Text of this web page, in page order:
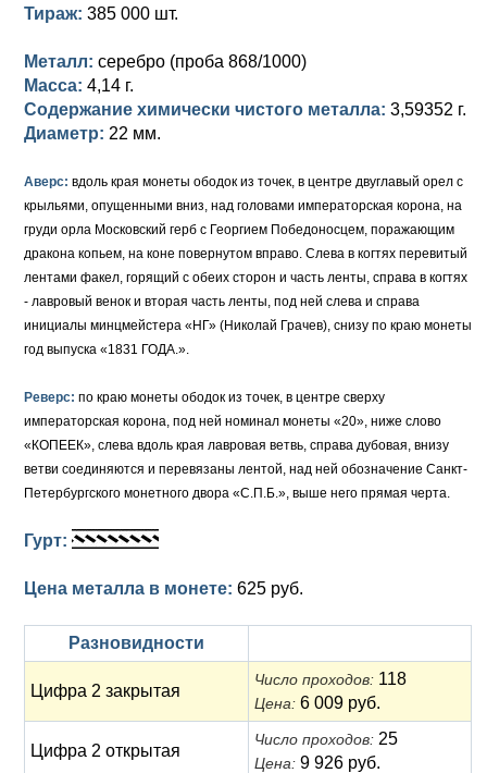
Памятные и донативные
Для Грузии
Русско-Польские
Для Польши
Медь
Для Грузии
Для Польши
Серебро
Медь
Золото
Серебро
Медь
Для Молдавии и Валахии
Таврические монеты
Петр III (1762)
Елизавета I (1741-1762)
Золото
Медь
Для Пруссии
Ливонезы
Альбертусталер
Иоанн Антонович (1740-1741)
Петр II (1727-1730)
Золото
Медь
Для Речи Посполитой
Тираж: 385 000 шт.
Металл: серебро (проба 868/1000)
Масса: 4,14 г.
Содержание химически чистого металла: 3,59352 г.
Диаметр: 22 мм.
Аверс: вдоль края монеты ободок из точек, в центре двуглавый орел с
крыльями, опущенными вниз, над головами императорская корона, на
груди орла Московский герб с Георгием Победоносцем, поражающим
дракона копьем, на коне повернутом вправо. Слева в когтях перевитый
лентами факел, горящий с обеих сторон и часть ленты, справа в когтях
- лавровый венок и вторая часть ленты, под ней слева и справа
инициалы минцмейстера «НГ» (Николай Грачев), снизу по краю монеты
год выпуска «1831 ГОДА.».
Реверс: по краю монеты ободок из точек, в центре сверху
императорская корона, под ней номинал монеты «20», ниже слово
«КОПЕЕК», слева вдоль края лавровая ветвь, справа дубовая, внизу
ветви соединяются и перевязаны лентой, над ней обозначение Санкт-
Петербургского монетного двора «С.П.Б.», выше него прямая черта.
Гурт:
Цена металла в монете: 625 руб.
Разновидности
Цифра 2 закрытая
Число проходов: 118
Цена: 6 009 руб.
Цифра 2 открытая
Число проходов: 25
Цена: 9 926 руб.